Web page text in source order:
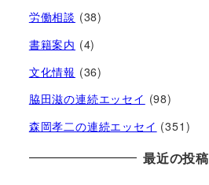
労働相談 (38)
書籍案内 (4)
文化情報 (36)
脇田滋の連続エッセイ (98)
森岡孝二の連続エッセイ (351)
最近の投稿